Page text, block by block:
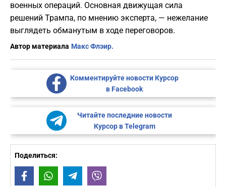
военных операций. Основная движущая сила
решений Трампа, по мнению эксперта, — нежелание
выглядеть обманутым в ходе переговоров.
Автор материала Макс Флэир.
Комментируйте новости Курсор
в Facebook
Читайте последние новости
Курсор в Telegram
Поделиться:
FacebookWhatsAppTelegram